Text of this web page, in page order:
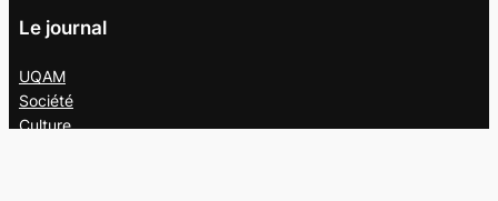
Le journal
UQAM
Société
Culture